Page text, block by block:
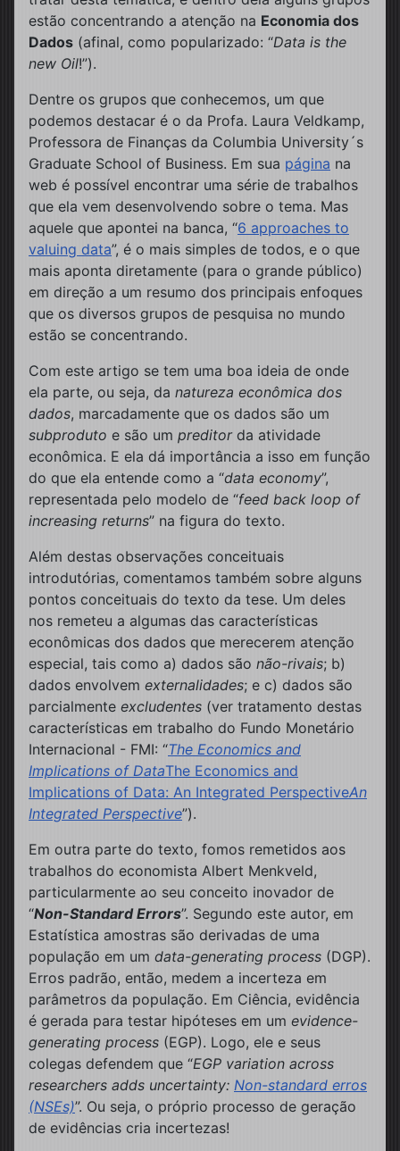
estão concentrando a atenção na Economia dos
Dados (afinal, como popularizado: “Data is the
new Oil!”).
Dentre os grupos que conhecemos, um que
podemos destacar é o da Profa. Laura Veldkamp,
Professora de Finanças da Columbia University´s
Graduate School of Business. Em sua página na
web é possível encontrar uma série de trabalhos
que ela vem desenvolvendo sobre o tema. Mas
aquele que apontei na banca, “6 approaches to
valuing data”, é o mais simples de todos, e o que
mais aponta diretamente (para o grande público)
em direção a um resumo dos principais enfoques
que os diversos grupos de pesquisa no mundo
estão se concentrando.
Com este artigo se tem uma boa ideia de onde
ela parte, ou seja, da natureza econômica dos
dados, marcadamente que os dados são um
subproduto e são um preditorda atividade
econômica. E ela dá importância a isso em função
do que ela entende como a “data economy”,
representada pelo modelo de “feed back loop of
increasing returns” na figura do texto.
Além destas observações conceituais
introdutórias, comentamos também sobre alguns
pontos conceituais do texto da tese. Um deles
nos remeteu a algumas das características
econômicas dos dados que merecerem atenção
especial, tais como a) dados são não-rivais; b)
dados envolvem externalidades; e c) dados são
parcialmente excludentes (ver tratamento destas
características em trabalho do Fundo Monetário
Internacional - FMI: “The Economics and
Implications of DataThe Economics and
Implications of Data: An Integrated PerspectiveAn
Integrated Perspective”).
Em outra parte do texto, fomos remetidos aos
trabalhos do economista Albert Menkveld,
particularmente ao seu conceito inovador de
“Non-Standard Errors”. Segundo este autor, em
Estatística amostras são derivadas de uma
população em um data-generating process (DGP).
Erros padrão, então, medem a incerteza em
parâmetros da população. Em Ciência, evidência
é gerada para testar hipóteses em um evidence-
generating process (EGP). Logo, ele e seus
colegas defendem que “EGP variation across
researchers adds uncertainty: Non-standard erros
(NSEs)”. Ou seja, o próprio processo de geração
de evidências cria incertezas!